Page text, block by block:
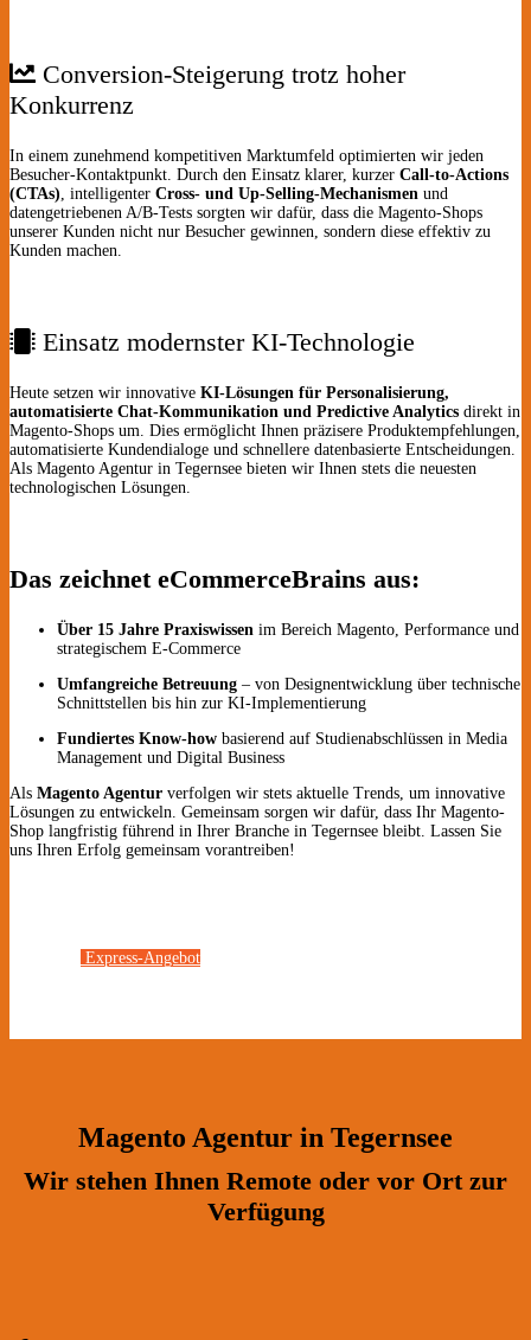
Conversion-Steigerung trotz hoher
Konkurrenz
In einem zunehmend kompetitiven Marktumfeld optimierten wir jeden
Besucher-Kontaktpunkt. Durch den Einsatz klarer, kurzer Call-to-Actions
(CTAs) , intelligenter Cross- und Up-Selling-Mechanismen und
datengetriebenen A/B-Tests sorgten wir dafür, dass die Magento-Shops
unserer Kunden nicht nur Besucher gewinnen, sondern diese effektiv zu
Kunden machen.
Einsatz modernster KI-Technologie
Heute setzen wir innovative KI-Lösungen für Personalisierung,
automatisierte Chat-Kommunikation und Predictive Analytics direkt in
Magento-Shops um. Dies ermöglicht Ihnen präzisere Produktempfehlungen,
automatisierte Kundendialoge und schnellere datenbasierte Entscheidungen.
Als Magento Agentur in Tegernsee bieten wir Ihnen stets die neuesten
technologischen Lösungen.
Das zeichnet eCommerceBrains aus:
Über 15 Jahre Praxiswissen im Bereich Magento, Performance und
strategischem E-Commerce
Umfangreiche Betreuung – von Designentwicklung über technische
Schnittstellen bis hin zur KI-Implementierung
Fundiertes Know-how basierend auf Studienabschlüssen in Media
Management und Digital Business
Als Magento Agentur verfolgen wir stets aktuelle Trends, um innovative
Lösungen zu entwickeln. Gemeinsam sorgen wir dafür, dass Ihr Magento-
Shop langfristig führend in Ihrer Branche in Tegernsee bleibt. Lassen Sie
uns Ihren Erfolg gemeinsam vorantreiben!
Express-Angebot
Magento Agentur in Tegernsee
Wir stehen Ihnen Remote oder vor Ort zur
Verfügung